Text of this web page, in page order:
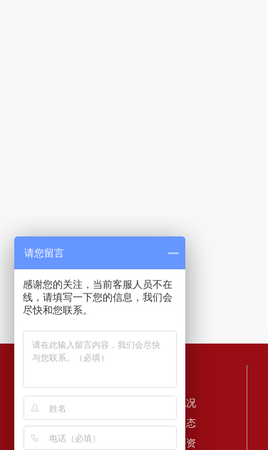
中心概况
培训方案
培训动态
政策法规
培训师资
请您留言
感谢您的关注，当前客服人员不在
线，请填写一下您的信息，我们会
尽快和您联系。